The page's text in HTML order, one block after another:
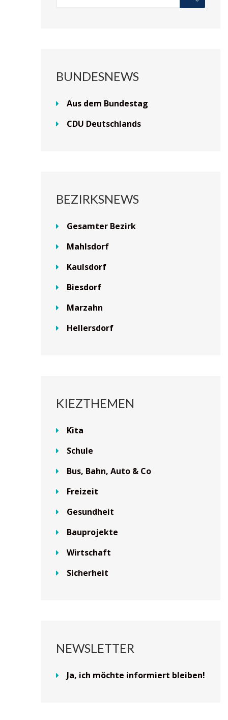
BUNDESNEWS
Aus dem Bundestag
CDU Deutschlands
BEZIRKSNEWS
Gesamter Bezirk
Mahlsdorf
Kaulsdorf
Biesdorf
Marzahn
Hellersdorf
KIEZTHEMEN
Kita
Schule
Bus, Bahn, Auto & Co
Freizeit
Gesundheit
Bauprojekte
Wirtschaft
Sicherheit
NEWSLETTER
Ja, ich möchte informiert bleiben!